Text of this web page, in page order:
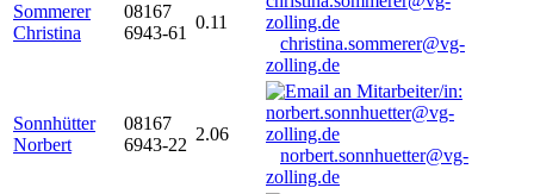
Sommerer
Christina
08167
6943-61
0.11
christina.sommerer@vg-
zolling.de
Sonnhütter
Norbert
08167
6943-22
2.06
norbert.sonnhuetter@vg-
zolling.de